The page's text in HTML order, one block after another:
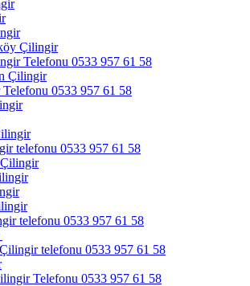
Çilingir
Telefonu 0533 957 61 58
Çilingir
0533 957 61 58
telefonu 0533 957 61 58
Çilingir
telefonu 0533 957 61 58
telefonu 0533 957 61 58
Telefonu 0533 957 61 58